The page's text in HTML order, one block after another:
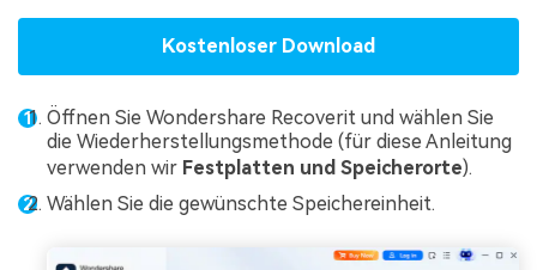
Kostenloser Download
Öffnen Sie Wondershare Recoverit und wählen Sie
die Wiederherstellungsmethode (für diese Anleitung
verwenden wir Festplatten und Speicherorte).
Wählen Sie die gewünschte Speichereinheit.